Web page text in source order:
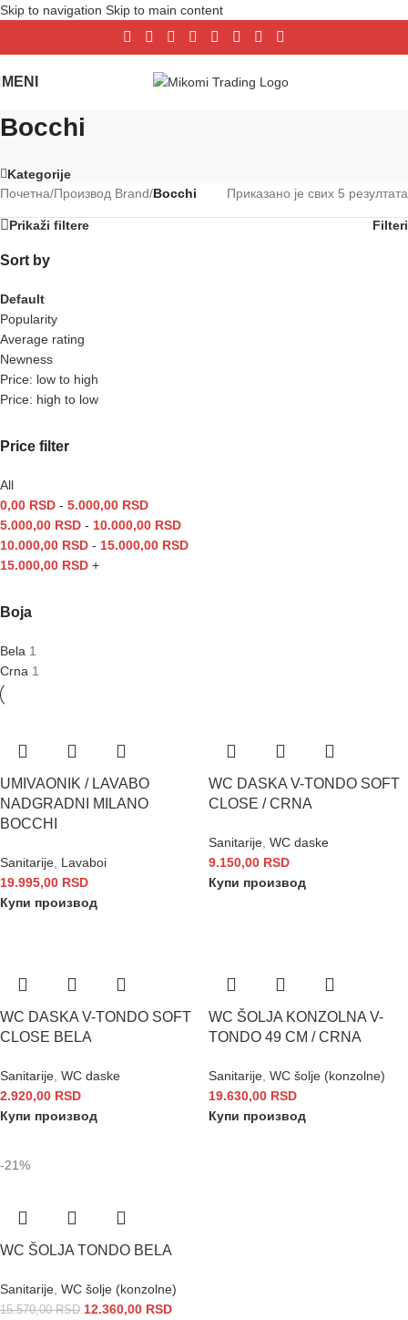
Skip to navigation Skip to main content
MENI
Bocchi
Kategorije
Почетна/Производ Brand/Bocchi Приказано је свих 5 резултата
Prikaži filtere Filteri
Sort by
Default
Popularity
Average rating
Newness
Price: low to high
Price: high to low
Price filter
All
0,00 RSD - 5.000,00 RSD
5.000,00 RSD - 10.000,00 RSD
10.000,00 RSD - 15.000,00 RSD
15.000,00 RSD +
Boja
Bela 1
Crna 1
UMIVAONIK / LAVABO
NADGRADNI MILANO
BOCCHI
Sanitarije Lavaboi
19.995,00 RSD
Купи производ
WC DASKA V-TONDO SOFT
CLOSE / CRNA
Sanitarije WC daske
9.150,00 RSD
Купи производ
WC DASKA V-TONDO SOFT
CLOSE BELA
Sanitarije WC daske
2.920,00 RSD
Купи производ
WC ŠOLJA KONZOLNA V-
TONDO 49 CM / CRNA
Sanitarije WC šolje (konzolne)
19.630,00 RSD
Купи производ
-21%
WC ŠOLJA TONDO BELA
Sanitarije WC šolje (konzolne)
15.570,00RSD 12.360,00 RSD